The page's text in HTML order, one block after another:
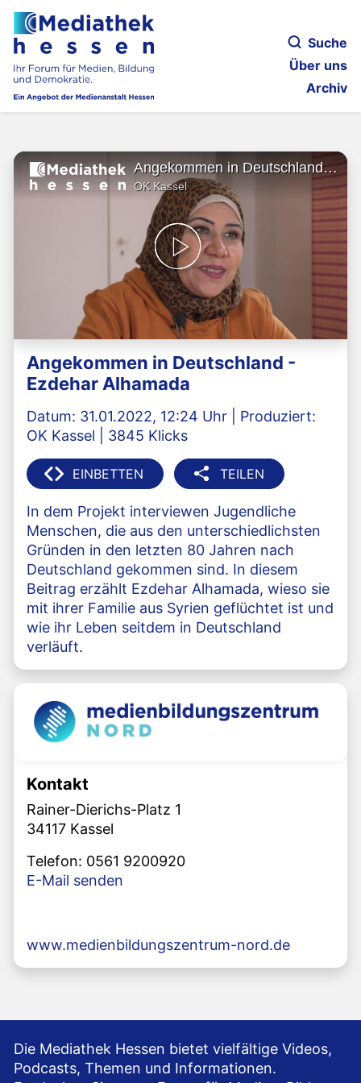
Suche
Über uns
Archiv
Angekommen in Deutschland - Ezdehar Alhamada
OK Kassel
Angekommen in Deutschland -
Ezdehar Alhamada
Datum: 31.01.2022, 12:24 Uhr | Produziert:
OK Kassel | 3845 Klicks
EINBETTEN TEILEN
In dem Projekt interviewen Jugendliche
Menschen, die aus den unterschiedlichsten
Gründen in den letzten 80 Jahren nach
Deutschland gekommen sind. In diesem
Beitrag erzählt Ezdehar Alhamada, wieso sie
mit ihrer Familie aus Syrien geflüchtet ist und
wie ihr Leben seitdem in Deutschland
verläuft.
Kontakt
Rainer-Dierichs-Platz 1
34117 Kassel
Telefon: 0561 9200920
E-Mail senden
www.medienbildungszentrum-nord.de
Die Mediathek Hessen bietet vielfältige Videos,
Podcasts, Themen und Informationen.